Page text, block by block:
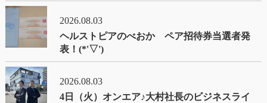
2026.08.03
ヘルストピアのべおか ペア招待券当選者発
表！(*'▽')
2026.08.03
4日（火）オンエア♪大村社長のビジネスライ